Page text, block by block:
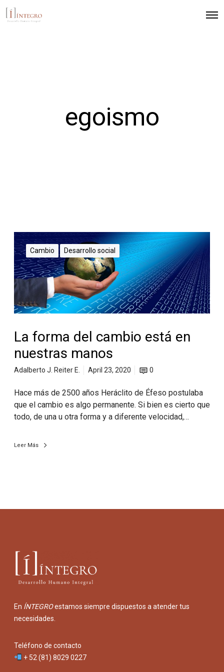
egoismo
Cambio Desarrollo social
La forma del cambio está en
nuestras manos
Adalberto J. Reiter E. April 23, 2020 0
Hace más de 2500 años Heráclito de Éfeso postulaba
que el cambio es algo permanente. Si bien es cierto que
todo, de una u otra forma y a diferente velocidad,…
Leer Más
En ÍNTEGROestamos siempre dispuestos a atender tus
necesidades.
Teléfono de contacto
+ 52 (81) 8029 0227